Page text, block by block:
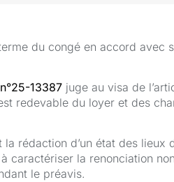
du congé en accord avec
13387 juge au visa de
redevable du loyer et des
rédaction d’un état des lieux
caractériser la renonciation
le préavis.